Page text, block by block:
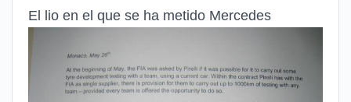
El lio en el que se ha metido Mercedes